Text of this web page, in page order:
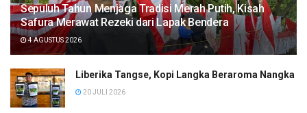
Sepuluh Tahun Menjaga Tradisi Merah Putih, Kisah
Safura Merawat Rezeki dari Lapak Bendera
4 AGUSTUS 2026
Liberika Tangse, Kopi Langka Beraroma Nangka
20 JULI 2026